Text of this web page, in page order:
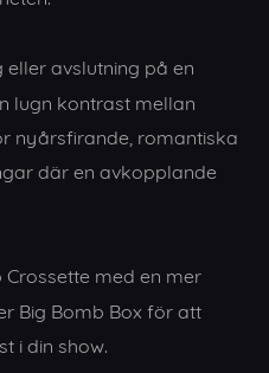
eller avslutning på en
lugn kontrast mellan
nyårsfirande, romantiska
där en avkopplande
Crossette med en mer
Big Bomb Box för att
i din show.